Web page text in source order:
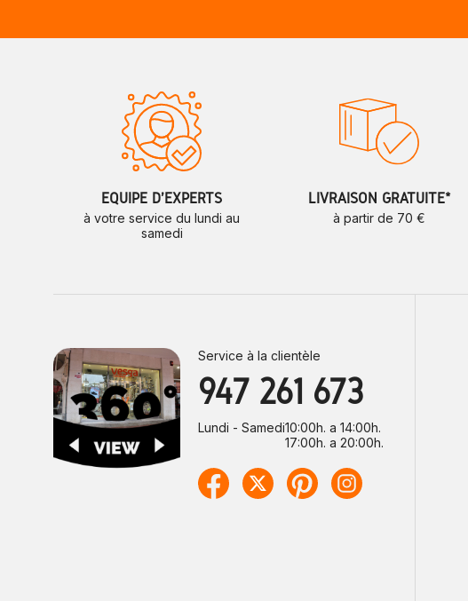
ÉQUIPE D'EXPERTS
à votre service du lundi au
samedi
LIVRAISON GRATUITE*
à partir de 70 €
Service à la clientèle
947 261 673
Lundi - Samedi10:00h. a 14:00h.
17:00h. a 20:00h.